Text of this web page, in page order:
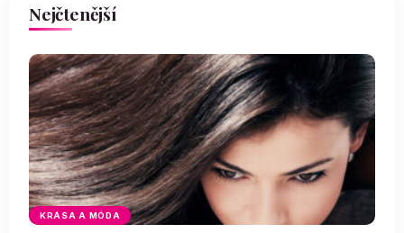
Nejčtenější
KRÁSA A MÓDA